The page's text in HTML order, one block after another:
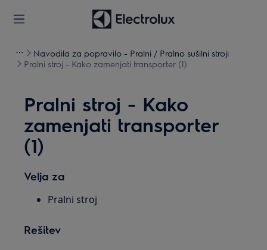
Navodila za popravilo - Pralni / Pralno sušilni stroji
Pralni stroj - Kako zamenjati transporter (1)
Pralni stroj - Kako
zamenjati transporter
(1)
Velja za
Pralni stroj
Rešitev